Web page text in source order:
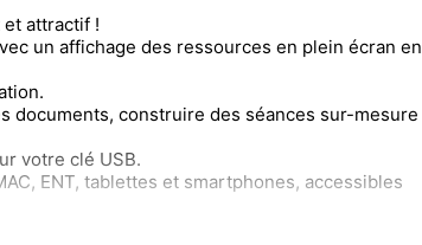
attractif !
un affichage des ressources en plein écran en
documents, construire des séances sur-mesure
votre clé USB.
ENT, tablettes et smartphones, accessibles